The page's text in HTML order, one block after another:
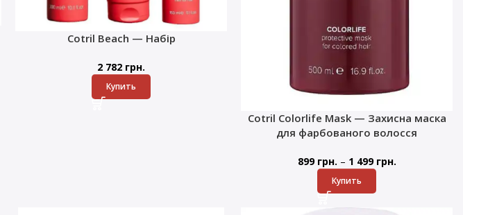
Cotril Beach — Набір
2 782 грн.
Купить
Cotril Colorlife Mask — Захисна маска
для фарбованого волосся
899 грн. – 1 499 грн.
Купить